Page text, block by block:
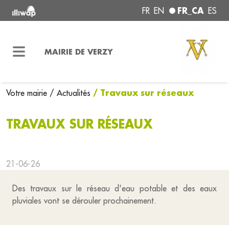
FR EN FR_CA ES
MAIRIE DE VERZY
Votre mairie / Actualités / Travaux sur réseaux
TRAVAUX SUR RÉSEAUX
21-06-26
Des travaux sur le réseau d'eau potable et des eaux
pluviales vont se dérouler prochainement.